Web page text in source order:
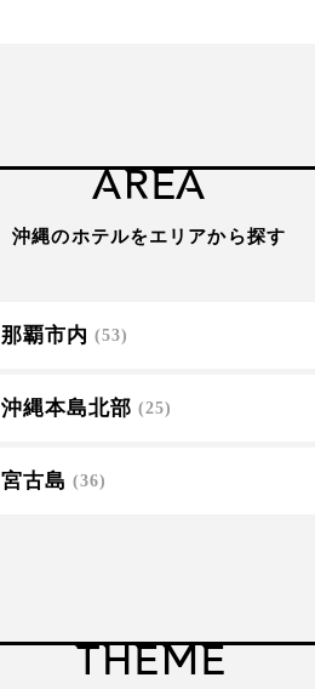
AREA
沖縄のホテルをエリアから探す
那覇市内 (53)
沖縄本島北部 (25)
宮古島 (36)
THEME